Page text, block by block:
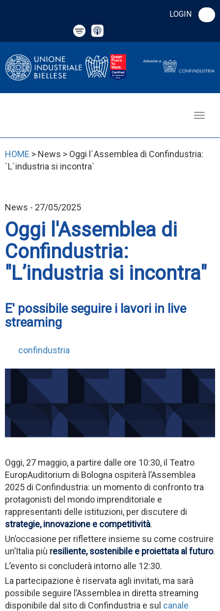
LOGIN
HOME > News > Oggi l`Assemblea di Confindustria:
`L`industria si incontra`
News - 27/05/2025
Oggi l'Assemblea di
Confindustria:
"L’industria si incontra"
E' possibile seguire i lavori in live
streaming
confindustria
Oggi, 27 maggio, a partire dalle ore 10:30, il Teatro
EuropAuditorium di Bologna ospiterà l’Assemblea
2025 di Confindustria: un momento di confronto tra
protagonisti del mondo imprenditoriale e
rappresentanti delle istituzioni, per discutere di
strategie, innovazione e competitività.
Un’occasione per riflettere insieme su come costruire
un’Italia più resiliente, sostenibile e proiettata al futuro.
L’evento si concluderà intorno alle 12:30.
La partecipazione è riservata agli invitati, ma sarà
possibile seguire l’Assemblea in diretta streaming
disponibile dal sito di Confindustria e sul canale